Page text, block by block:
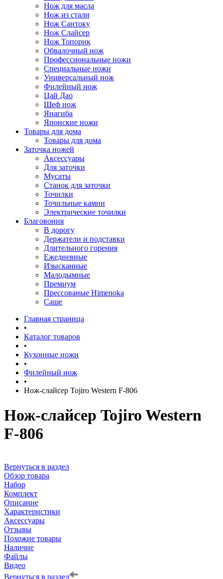
Нож для масла
Нож из стали
Нож Сантоку
Нож Слайсер
Нож Топорик
Обвалочный нож
Профессиональные ножи
Специальные ножи
Универсальный нож
Филейный нож
Цай Дао
Шеф нож
Янагиба
Японские ножи
Товары для дома
Товары для дома
Заточка ножей
Аксессуары
Для заточки
Мусаты
Станок для заточки
Точилки
Точильные камни
Электрические точилки
Благовония
В дорогу
Держатели и подставки
Длительного горения
Ежедневные
Изысканные
Малодымные
Премиум
Прессованые Himenoka
Саше
Главная страница
•
Каталог товаров
•
Кухонные ножи
•
Филейный нож
•
Нож-слайсер Tojiro Western F-806
Нож-слайсер Tojiro Western
F-806
Вернуться в раздел
Обзор товара
Набор
Комплект
Описание
Характеристики
Аксессуары
Отзывы
Похожие товары
Наличие
Файлы
Видео
Вернуться в раздел